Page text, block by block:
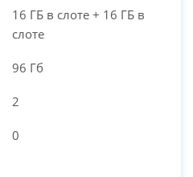
16 ГБ в слоте + 16 ГБ в
слоте
96 Гб
2
0